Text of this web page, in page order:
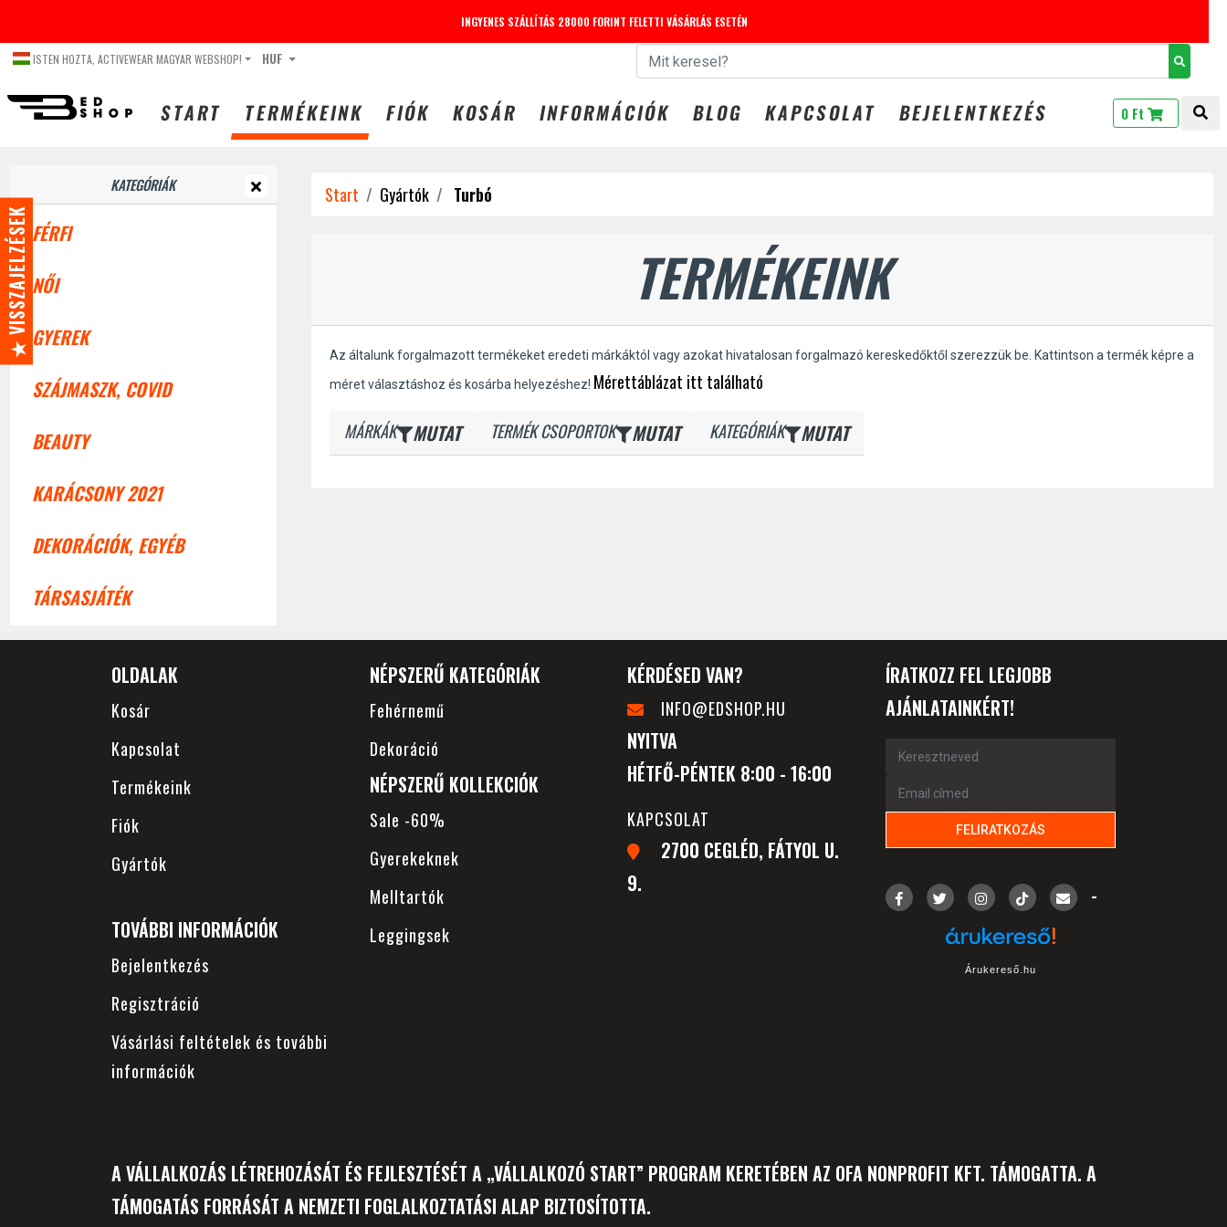
INGYENES SZÁLLÍTÁS 28000 FORINT FELETTI VÁSÁRLÁS ESETÉN
ISTEN HOZTA, ACTIVEWEAR MAGYAR WEBSHOP! HUF
START TERMÉKEINK FIÓK KOSÁR INFORMÁCIÓK BLOG KAPCSOLAT BEJELENTKEZÉS 0 Ft
KATEGÓRIÁK
FÉRFI
NŐI
GYEREK
SZÁJMASZK, COVID
BEAUTY
KARÁCSONY 2021
DEKORÁCIÓK, EGYÉB
TÁRSASJÁTÉK
Start Gyártók Turbó
TERMÉKEINK
Az általunk forgalmazott termékeket eredeti márkáktól vagy azokat hivatalosan forgalmazó kereskedőktől szerezzük be. Kattintson a termék képre a
méret választáshoz és kosárba helyezéshez! Mérettáblázat itt található
MÁRKÁK MUTAT TERMÉK CSOPORTOK MUTAT KATEGÓRIÁK MUTAT
OLDALAK
Kosár
Kapcsolat
Termékeink
Fiók
Gyártók
TOVÁBBI INFORMÁCIÓK
Bejelentkezés
Regisztráció
Vásárlási feltételek és további
információk
NÉPSZERŰ KATEGÓRIÁK
Fehérnemű
Dekoráció
NÉPSZERŰ KOLLEKCIÓK
Sale -60%
Gyerekeknek
Melltartók
Leggingsek
KÉRDÉSED VAN?
INFO@EDSHOP.HU
NYITVA
HÉTFŐ-PÉNTEK 8:00 - 16:00
KAPCSOLAT
2700 CEGLÉD, FÁTYOL U.
9.
ÍRATKOZZ FEL LEGJOBB
AJÁNLATAINKÉRT!
-
Árukereső.hu
★ VISSZAJELZÉSEK
A VÁLLALKOZÁS LÉTREHOZÁSÁT ÉS FEJLESZTÉSÉT A „VÁLLALKOZÓ START” PROGRAM KERETÉBEN AZ OFA NONPROFIT KFT. TÁMOGATTA. A
TÁMOGATÁS FORRÁSÁT A NEMZETI FOGLALKOZTATÁSI ALAP BIZTOSÍTOTTA.